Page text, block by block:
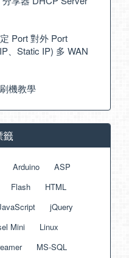
Port 對外 Port
、Static IP) 多 WAN
機教學
籤
Arduino
ASP
Flash
HTML
jQuery
Mini
Linux
MS-SQL